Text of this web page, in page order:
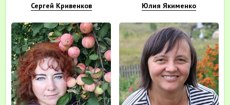
Сергей Кривенков
Юлия Якименко